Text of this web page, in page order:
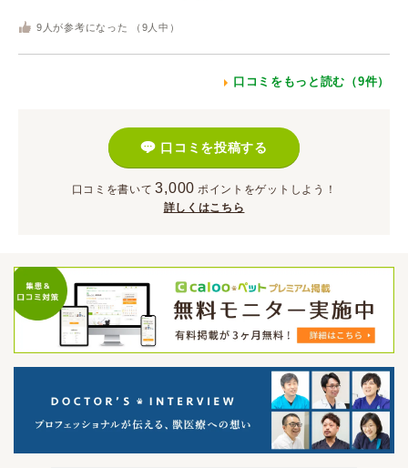
9 人が参考になった （ 9 人中）
口コミをもっと読む（9件）
口コミを投稿する
口コミを書いて 3,000 ポイント をゲットしよう！
詳しくはこちら